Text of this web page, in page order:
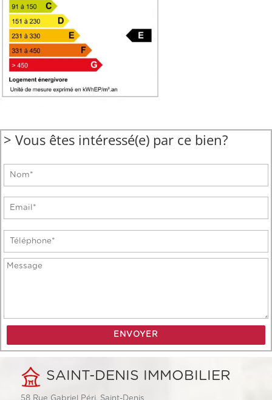
> Vous êtes intéressé(e) par ce bien?
SAINT-DENIS IMMOBILIER